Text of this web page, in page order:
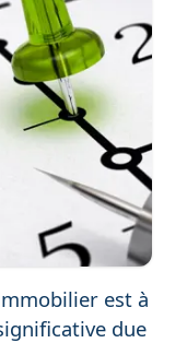
est à
due